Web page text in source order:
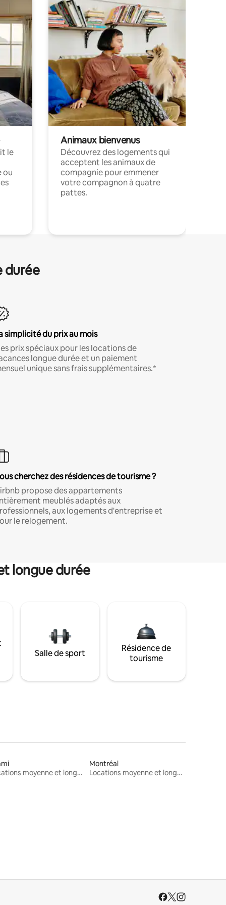
le
ou
Animaux bienvenus
Découvrez des logements qui
acceptent les animaux de
compagnie pour emmener
votre compagnon à quatre
pattes.
durée
simplicité du prix au mois
prix spéciaux pour les locations de
longue durée et un paiement
unique sans frais supplémentaires.*
cherchez des résidences de tourisme ?
propose des appartements
meublés adaptés aux
aux logements d'entreprise et
le relogement.
longue durée
Salle de sport
Résidence de
tourisme
Locations moyenne et longue durée
Montréal
Locations moyenne et longue durée